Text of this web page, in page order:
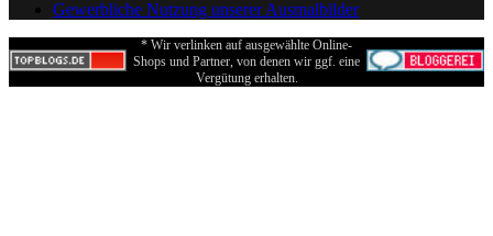
Gewerbliche Nutzung unserer Ausmalbilder
* Wir verlinken auf ausgewählte Online-
Shops und Partner, von denen wir ggf. eine
Vergütung erhalten.